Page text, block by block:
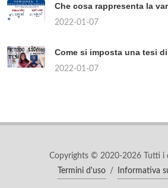
Che cosa rappresenta la
2022-01-07
Come si imposta una tesi
2022-01-07
Copyrights © 2020-2026 Tutti i
Termini d'uso
/ Informativa